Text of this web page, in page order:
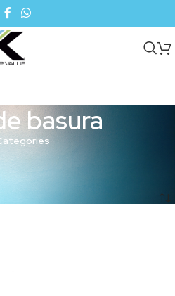
basura
de basura”